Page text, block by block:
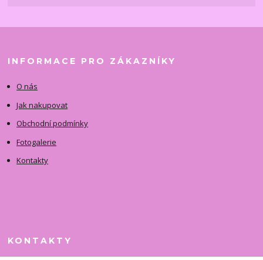
INFORMACE PRO ZÁKAZNÍKY
O nás
Jak nakupovat
Obchodní podmínky
Fotogalerie
Kontakty
KONTAKTY